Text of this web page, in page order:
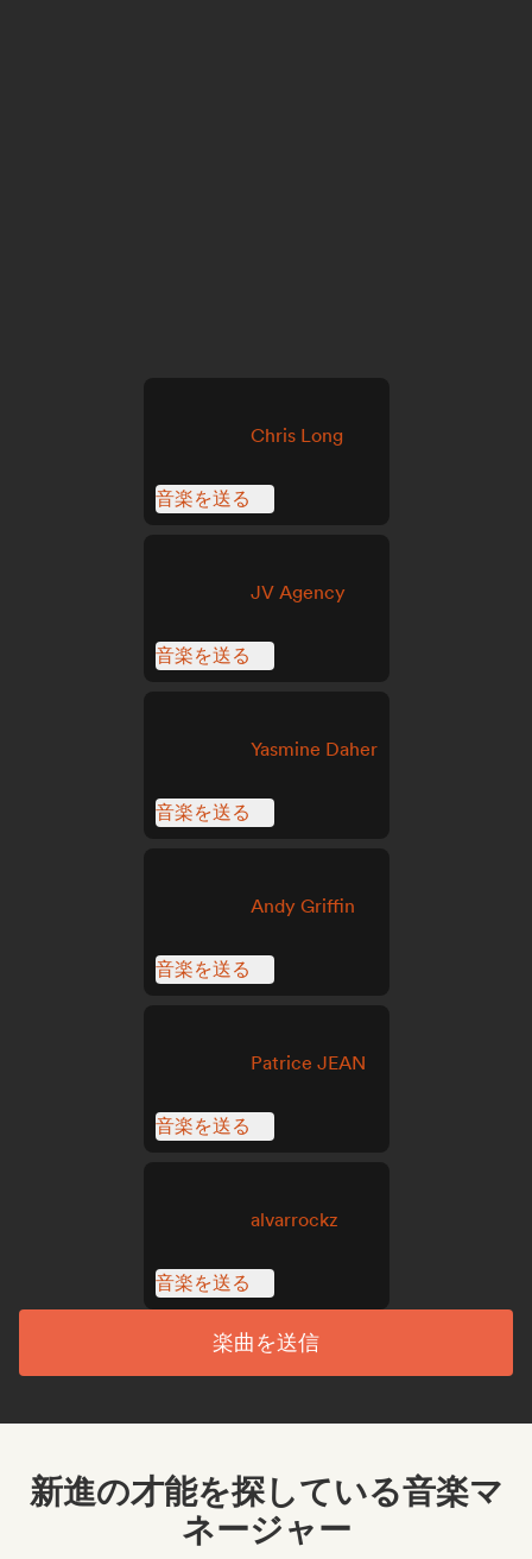
Chris Long
音楽を送る
JV Agency
音楽を送る
Yasmine Daher
音楽を送る
Andy Griffin
音楽を送る
Patrice JEAN
音楽を送る
alvarrockz
音楽を送る
楽曲を送信
新進の才能を探している音楽マ
ネージャー